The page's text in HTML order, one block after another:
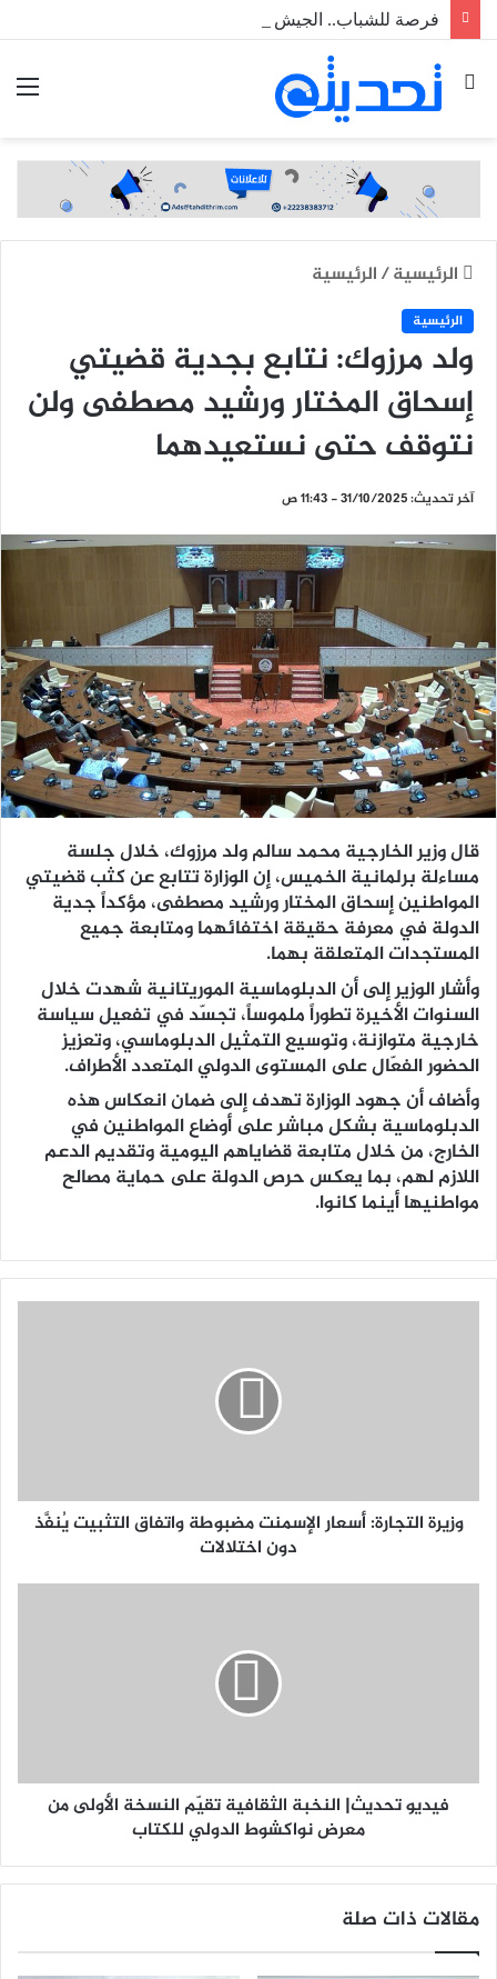
بحث
عن
الرئيسية/الرئيسية
الرئيسية
ولد مرزوك: نتابع بجدية قضيتي
إسحاق المختار ورشيد مصطفى ولن
نتوقف حتى نستعيدهما
آخر تحديث: 31/10/2025 - 11:43 ص
قال وزير الخارجية محمد سالم ولد مرزوك، خلال جلسة
مساءلة برلمانية الخميس، إن الوزارة تتابع عن كثب قضيتي
المواطنين إسحاق المختار ورشيد مصطفى، مؤكداً جدية
الدولة في معرفة حقيقة اختفائهما ومتابعة جميع
المستجدات المتعلقة بهما.
وأشار الوزير إلى أن الدبلوماسية الموريتانية شهدت خلال
السنوات الأخيرة تطوراً ملموساً، تجسّد في تفعيل سياسة
خارجية متوازنة، وتوسيع التمثيل الدبلوماسي، وتعزيز
الحضور الفعّال على المستوى الدولي المتعدد الأطراف.
وأضاف أن جهود الوزارة تهدف إلى ضمان انعكاس هذه
الدبلوماسية بشكل مباشر على أوضاع المواطنين في
الخارج، من خلال متابعة قضاياهم اليومية وتقديم الدعم
اللازم لهم، بما يعكس حرص الدولة على حماية مصالح
مواطنيها أينما كانوا.
وزيرة التجارة: أسعار الإسمنت مضبوطة واتفاق التثبيت يُنفَّذ
دون اختلالات
فيديو تحديث| النخبة الثقافية تقيّم النسخة الأولى من
معرض نواكشوط الدولي للكتاب
مقالات ذات صلة